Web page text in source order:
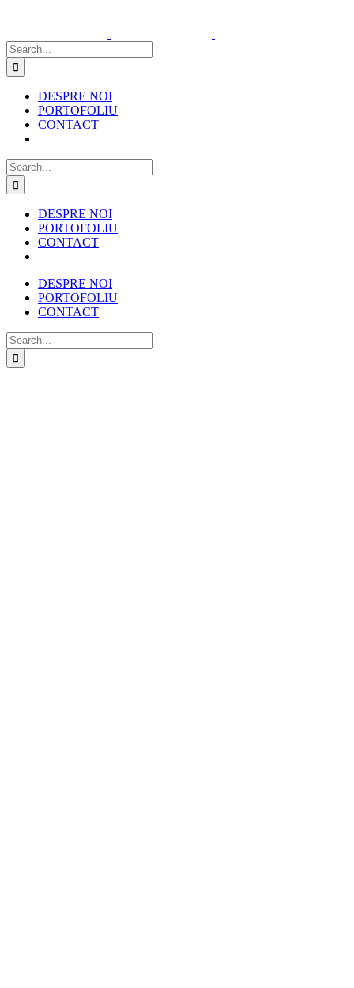
content
Search
for:
DESPRE NOI
PORTOFOLIU
CONTACT
Search
for:
DESPRE NOI
PORTOFOLIU
CONTACT
DESPRE NOI
PORTOFOLIU
CONTACT
Search
for: